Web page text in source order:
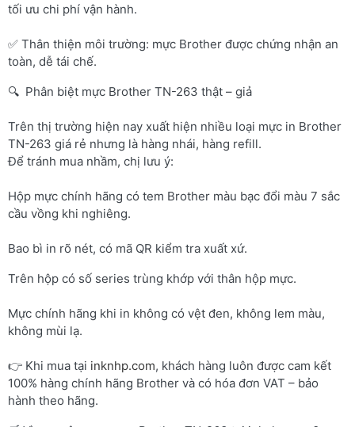
tối ưu chi phí vận hành.
✅ Thân thiện môi trường: mực Brother được chứng nhận an
toàn, dễ tái chế.
🔍 Phân biệt mực Brother TN-263 thật – giả
Trên thị trường hiện nay xuất hiện nhiều loại mực in Brother
TN-263 giá rẻ nhưng là hàng nhái, hàng refill.
Để tránh mua nhầm, chị lưu ý:
Hộp mực chính hãng có tem Brother màu bạc đổi màu 7 sắc
cầu vồng khi nghiêng.
Bao bì in rõ nét, có mã QR kiểm tra xuất xứ.
Trên hộp có số series trùng khớp với thân hộp mực.
Mực chính hãng khi in không có vệt đen, không lem màu,
không mùi lạ.
👉 Khi mua tại inknhp.com, khách hàng luôn được cam kết
100% hàng chính hãng Brother và có hóa đơn VAT – bảo
hành theo hãng.